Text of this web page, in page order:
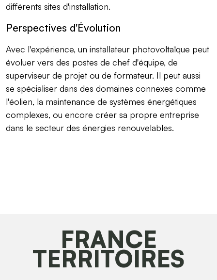
différents sites d'installation.
Perspectives d'Évolution
Avec l'expérience, un installateur photovoltaïque peut
évoluer vers des postes de chef d'équipe, de
superviseur de projet ou de formateur. Il peut aussi
se spécialiser dans des domaines connexes comme
l'éolien, la maintenance de systèmes énergétiques
complexes, ou encore créer sa propre entreprise
dans le secteur des énergies renouvelables.
FRANCE
TERRITOIRES